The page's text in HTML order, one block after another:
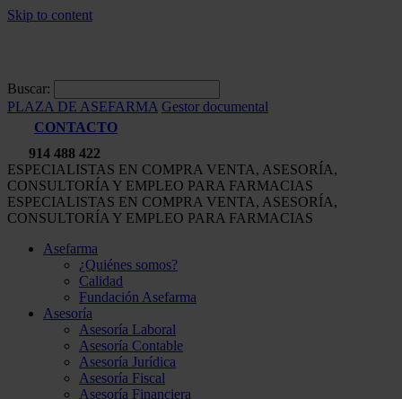
Skip to content
Buscar:
PLAZA DE ASEFARMA Gestor documental
CONTACTO
914 488 422
ESPECIALISTAS EN COMPRA VENTA, ASESORÍA,
CONSULTORÍA Y EMPLEO PARA FARMACIAS
ESPECIALISTAS EN COMPRA VENTA, ASESORÍA,
CONSULTORÍA Y EMPLEO PARA FARMACIAS
Asefarma
¿Quiénes somos?
Calidad
Fundación Asefarma
Asesoría
Asesoría Laboral
Asesoría Contable
Asesoría Jurídica
Asesoría Fiscal
Asesoría Financiera